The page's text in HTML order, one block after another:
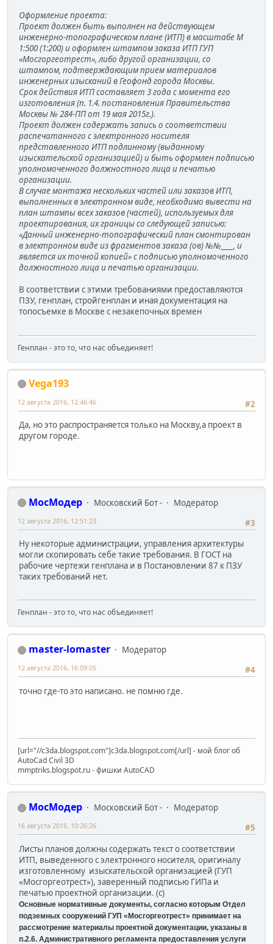
Оформление проекта:
Проект должен быть выполнен на действующем
инженерно-топографическом плане (ИТП) в масштабе М
1:500 (1:200) и оформлен штампом заказа ИТП ГУП
«Мосгоргеотрест», либо другой организации, со
штампом, подтверждающим прием материалов
инженерных изысканий в Геофонд города Москвы.
Срок действия ИТП составляет 3 года с момента его
изготовления (п. 1.4. постановления Правительства
Москвы № 284-ПП от 19 мая 2015г.).
Проект должен содержать запись о соответствии
распечатанного с электронного носителя
представленного ИТП подлинному (выданному
изыскательской организацией) и быть оформлен подписью
уполномоченного должностного лица и печатью
организации.
В случае монтажа нескольких частей или заказов ИТП,
выполненных в электронном виде, необходимо вывести на
план штампы всех заказов (частей), используемых для
проектирования, их границы со следующей записью:
«Данный инженерно-топографический план смонтирован
в электронном виде из фрагментов заказа (ов) №№____, и
является их точной копией» с подписью уполномоченного
должностного лица и печатью организации.
В соответствии с этими требованиями предоставляются
ПЗУ, генплан, стройгенплан и иная документация на
топосъемке в Москве с незакепочных времен
Генплан - это то, что нас объединяет!
Vega193
#2
12 августа 2016, 12:46:46
Да, но это распространяется только на Москву,а проект в
другом городе.
МосМодер Московский Бот -
Модератор
#3
12 августа 2016, 12:51:23
Ну некоторые администрации, управления архитектуры
могли скопировать себе такие требования. В ГОСТ на
рабочие чертежи генплана и в Постановлении 87 к ПЗУ
таких требований нет.
Генплан - это то, что нас объединяет!
master-lomaster
Модератор
#4
12 августа 2016, 16:09:05
точно где-то это написано. не помню где.
[url="//c3da.blogspot.com"]c3da.blogspot.com[/url] - мой блог об
AutoCad Civil 3D
mmptriks.blogspot.ru - фишки AutoCAD
МосМодер Московский Бот -
Модератор
#5
16 августа 2016, 10:26:26
Листы планов должны содержать текст о соответствии
ИТП, выведенного с электронного носителя, оригиналу
изготовленному изыскательской организацией (ГУП
«Мосгоргеотрест»), заверенный подписью ГИПа и
печатью проектной организации. (c)
Основные нормативные документы, согласно которым Отдел
подземных сооружений ГУП «Мосгоргеотрест» принимает на
рассмотрение материалы проектной документации, указаны в
п.2.6. Административного регламента предоставления услуги